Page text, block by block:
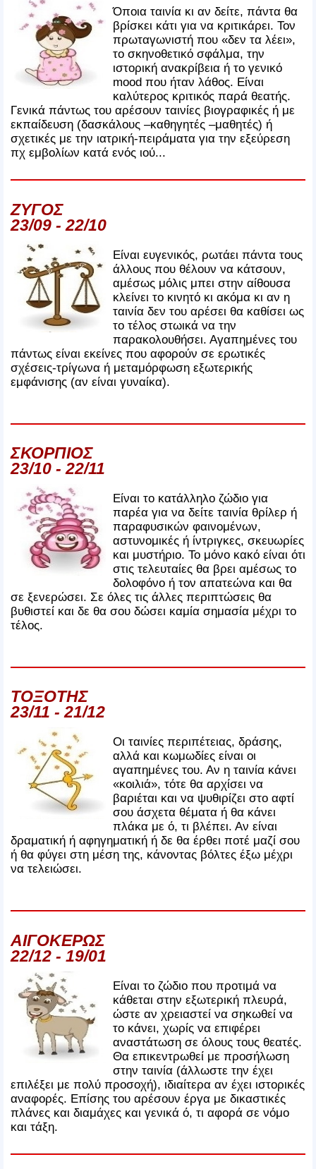
Όποια ταινία κι αν δείτε, πάντα θα
βρίσκει κάτι για να κριτικάρει. Τον
πρωταγωνιστή που «δεν τα λέει»,
το σκηνοθετικό σφάλμα, την
ιστορική ανακρίβεια ή το γενικό
mood που ήταν λάθος. Είναι
καλύτερος κριτικός παρά θεατής.
Γενικά πάντως του αρέσουν ταινίες βιογραφικές ή με
εκπαίδευση (δασκάλους –καθηγητές –μαθητές) ή
σχετικές με την ιατρική-πειράματα για την εξεύρεση
πχ εμβολίων κατά ενός ιού...
ΖΥΓΟΣ
23/09 - 22/10
Είναι ευγενικός, ρωτάει πάντα τους
άλλους που θέλουν να κάτσουν,
αμέσως μόλις μπει στην αίθουσα
κλείνει το κινητό κι ακόμα κι αν η
ταινία δεν του αρέσει θα καθίσει ως
το τέλος στωικά να την
παρακολουθήσει. Αγαπημένες του
πάντως είναι εκείνες που αφορούν σε ερωτικές
σχέσεις-τρίγωνα ή μεταμόρφωση εξωτερικής
εμφάνισης (αν είναι γυναίκα).
ΣΚΟΡΠΙΟΣ
23/10 - 22/11
Είναι το κατάλληλο ζώδιο για
παρέα για να δείτε ταινία θρίλερ ή
παραφυσικών φαινομένων,
αστυνομικές ή ίντριγκες, σκευωρίες
και μυστήριο. Το μόνο κακό είναι ότι
στις τελευταίες θα βρει αμέσως το
δολοφόνο ή τον απατεώνα και θα
σε ξενερώσει. Σε όλες τις άλλες περιπτώσεις θα
βυθιστεί και δε θα σου δώσει καμία σημασία μέχρι το
τέλος.
ΤΟΞΟΤΗΣ
23/11 - 21/12
Οι ταινίες περιπέτειας, δράσης,
αλλά και κωμωδίες είναι οι
αγαπημένες του. Αν η ταινία κάνει
«κοιλιά», τότε θα αρχίσει να
βαριέται και να ψυθιρίζει στο αφτί
σου άσχετα θέματα ή θα κάνει
πλάκα με ό, τι βλέπει. Αν είναι
δραματική ή αφηγηματική ή δε θα έρθει ποτέ μαζί σου
ή θα φύγει στη μέση της, κάνοντας βόλτες έξω μέχρι
να τελειώσει.
ΑΙΓΟΚΕΡΩΣ
22/12 - 19/01
Είναι το ζώδιο που προτιμά να
κάθεται στην εξωτερική πλευρά,
ώστε αν χρειαστεί να σηκωθεί να
το κάνει, χωρίς να επιφέρει
αναστάτωση σε όλους τους θεατές.
Θα επικεντρωθεί με προσήλωση
στην ταινία (άλλωστε την έχει
επιλέξει με πολύ προσοχή), ιδιαίτερα αν έχει ιστορικές
αναφορές. Επίσης του αρέσουν έργα με δικαστικές
πλάνες και διαμάχες και γενικά ό, τι αφορά σε νόμο
και τάξη.